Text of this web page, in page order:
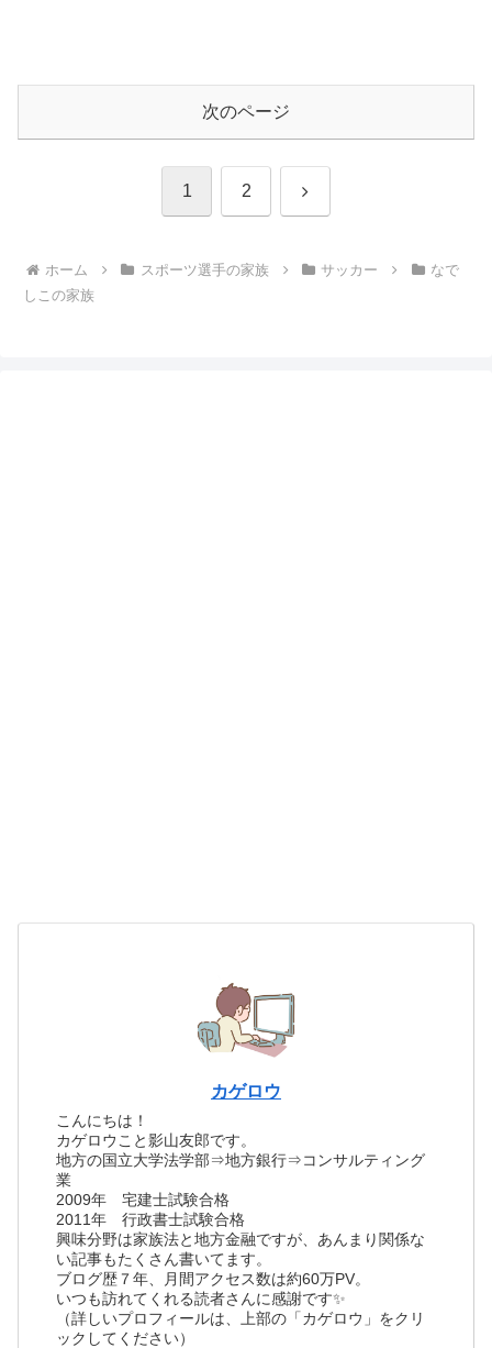
次のページ
1 2 次
ホーム スポーツ選手の家族 サッカー
なで
しこの家族
カゲロウ
こんにちは！
カゲロウこと影山友郎です。
地方の国立大学法学部⇒地方銀行⇒コンサルティング
業
2009年 宅建士試験合格
2011年 行政書士試験合格
興味分野は家族法と地方金融ですが、あんまり関係な
い記事もたくさん書いてます。
ブログ歴７年、月間アクセス数は約60万PV。
いつも訪れてくれる読者さんに感謝です✨
（詳しいプロフィールは、上部の「カゲロウ」をクリ
ックしてください）